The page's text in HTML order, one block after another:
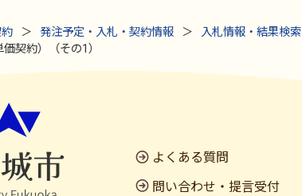
発注予定・入札・契約情報
入札情報・結果検索
契約）（その1）
よくある質問
問い合わせ・提言受付